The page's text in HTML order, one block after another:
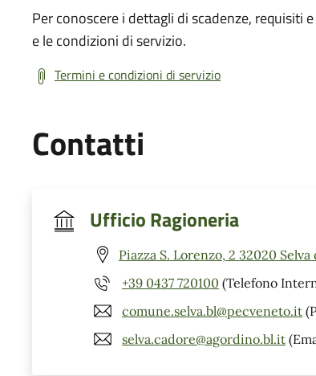
Per conoscere i dettagli di scadenze,
e le condizioni di servizio.
Termini e condizioni di servizio
Contatti
Ufficio Ragioneria
Piazza S. Lorenzo, 2 32020
+39 0437 720100 (Telefono
comune.selva.bl@pecveneto.it
selva.cadore@agordino.bl.it